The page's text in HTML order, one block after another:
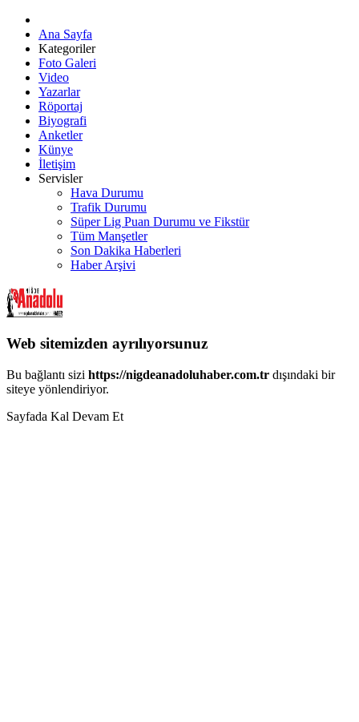
Ana Sayfa
Kategoriler
Foto Galeri
Video
Yazarlar
Röportaj
Biyografi
Anketler
Künye
İletişim
Servisler
Hava Durumu
Trafik Durumu
Süper Lig Puan Durumu ve Fikstür
Tüm Manşetler
Son Dakika Haberleri
Haber Arşivi
Web sitemizden ayrılıyorsunuz
Bu bağlantı sizi https://nigdeanadoluhaber.com.tr dışındaki bir
siteye yönlendiriyor.
Sayfada Kal Devam Et